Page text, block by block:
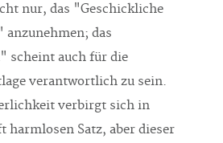
nur, das "Geschickliche
anzunehmen; das
scheint auch für die
verantwortlich zu sein.
verbirgt sich in
harmlosen Satz, aber dieser